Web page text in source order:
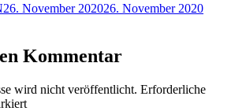
26. November 202026. November 2020
Kommentar
wird nicht veröffentlicht. Erforderliche